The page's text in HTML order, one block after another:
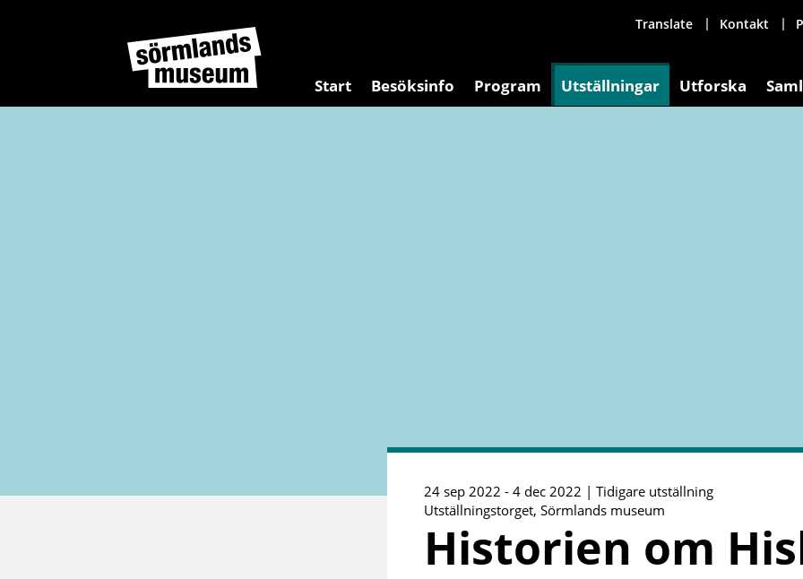
Translate Kontakt
Start Besöksinfo Program Utställningar Utforska
24 sep 2022 - 4 dec 2022 | Tidigare utställning
Utställningstorget, Sörmlands museum
Historien om